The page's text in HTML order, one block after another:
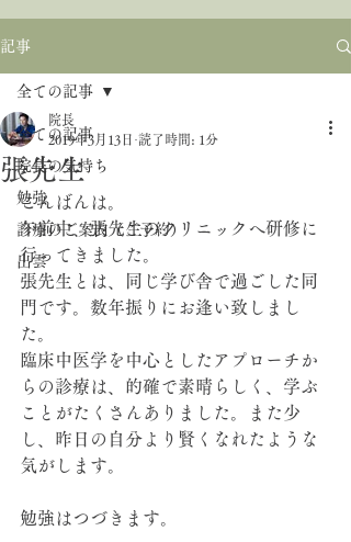
記事
全ての記事
院長の気持ち
勉強
診療のご案内（ご予約）
出雲
全ての記事
張先生
院長
2019年3月13日 読了時間: 1分
こんばんは。
午前中、張先生のクリニックへ研修に
行ってきました。
張先生とは、同じ学び舎で過ごした同
門です。数年振りにお逢い致しまし
た。
臨床中医学を中心としたアプローチか
らの診療は、的確で素晴らしく、学ぶ
ことがたくさんありました。また少
し、昨日の自分より賢くなれたような
気がします。
勉強はつづきます。